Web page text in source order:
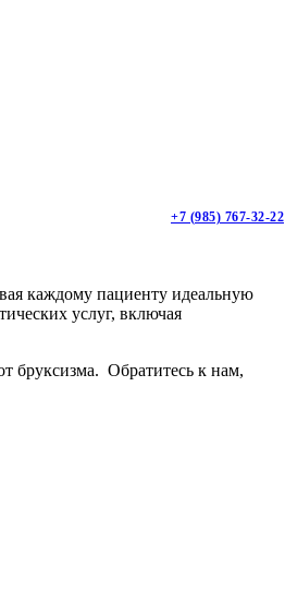
+7 (985) 767-32-22
каждому пациенту идеальную
услуг, включая
бруксизма. Обратитесь к нам,